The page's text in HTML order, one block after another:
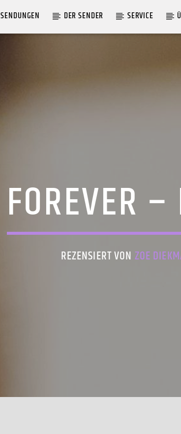
SENDUNGEN DER SENDER SERVICE
FOREVER
REZENSIERT VON ZOE